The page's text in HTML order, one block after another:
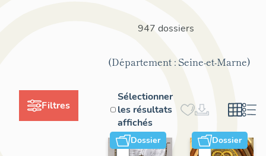
Filtres
947 dossiers
(Département : Seine-et-Marne)
Sélectionner
les résultats
affichés
Dossier Dossier